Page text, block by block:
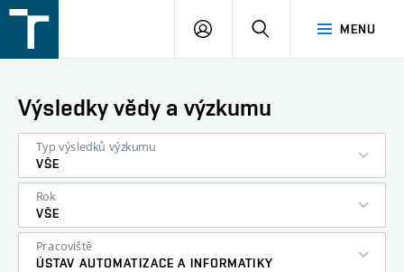
v
MENU
PŘIHLÁŠENÍ
Výsledky vědy a výzkumu
Typ výsledků výzkumu
VŠE
Rok
VŠE
Pracoviště
ÚSTAV AUTOMATIZACE A INFORMATIKY